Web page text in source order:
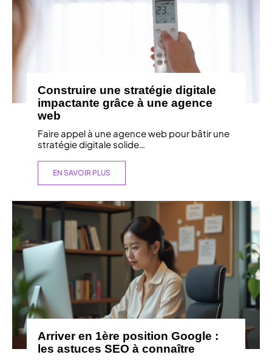
Construire une stratégie digitale
impactante grâce à une agence
web
Faire appel à une agence web pour bâtir une
stratégie digitale solide
EN SAVOIR PLUS
Arriver en 1ère position Google :
les astuces SEO à connaître